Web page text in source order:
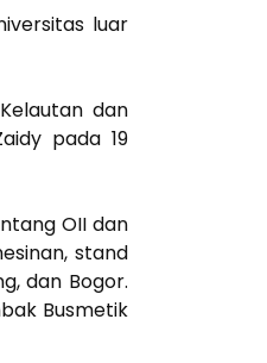
luar
dan
pada 19
OII dan
stand
dan Bogor.
Busmetik